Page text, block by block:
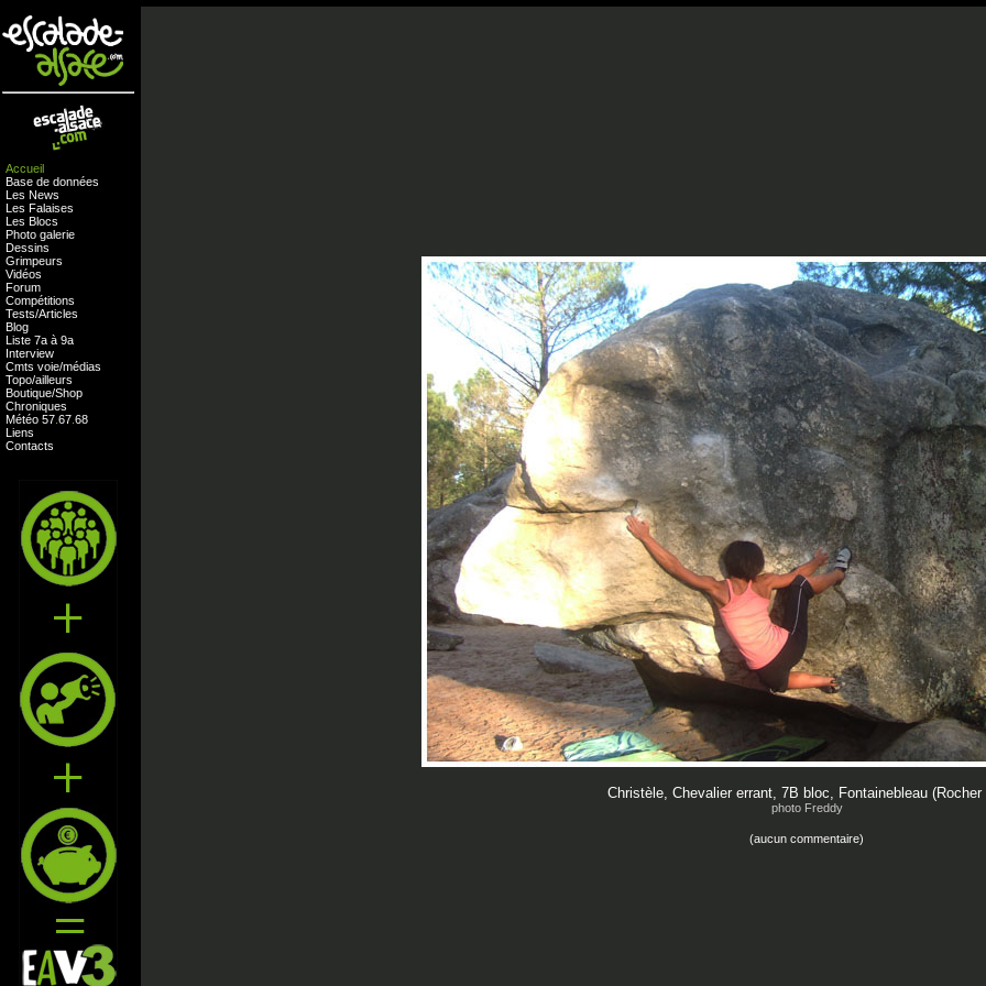
Accueil
Base de données
Les News
Les Falaises
Les Blocs
Photo galerie
Dessins
Grimpeurs
Vidéos
Forum
Compétitions
Tests/Articles
Blog
Liste 7a à 9a
Interview
Cmts voie/médias
Topo/ailleurs
Boutique/Shop
Chroniques
Météo 57 67 68
Liens
Contacts
Christèle, Chevalier errant, 7B bloc, Fontainebleau (Rocher
photo Freddy
(aucun commentaire)